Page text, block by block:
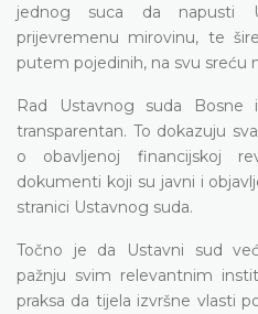
jednog suca da napusti
prijevremenu mirovinu, te
putem pojedinih, na svu sreću
Rad Ustavnog suda
transparentan. To dokazuju
o obavljenoj financijskoj
dokumenti koji su javni i
stranici Ustavnog suda.
Točno je da Ustavni sud
pažnju svim relevantnim
praksa da tijela izvršne vlasti